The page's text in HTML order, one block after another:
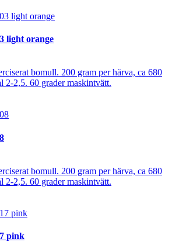
light orange
bomull. 200 gram per härva, ca 680
2-2,5. 60 grader maskintvätt.
bomull. 200 gram per härva, ca 680
2-2,5. 60 grader maskintvätt.
pink